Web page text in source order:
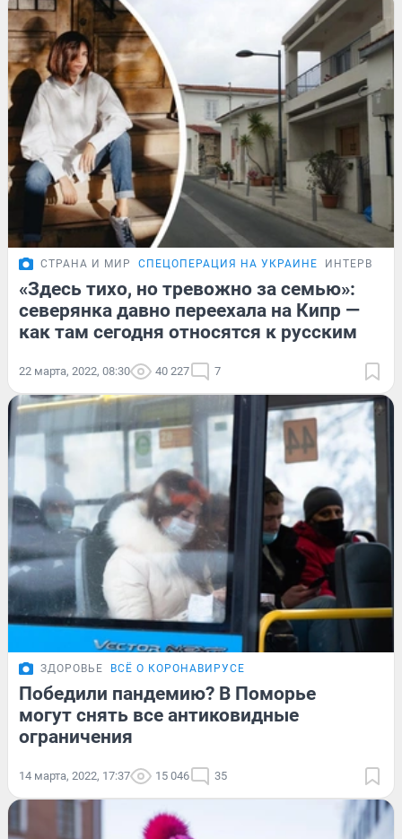
СТРАНА И МИР СПЕЦОПЕРАЦИЯ НА УКРАИНЕ ИНТЕРВЬЮ
«Здесь тихо, но тревожно за семью»:
северянка давно переехала на Кипр —
как там сегодня относятся к русским
22 марта, 2022, 08:30 40 227 7
ЗДОРОВЬЕ ВСЁ О КОРОНАВИРУСЕ
Победили пандемию? В Поморье
могут снять все антиковидные
ограничения
14 марта, 2022, 17:37 15 046 35